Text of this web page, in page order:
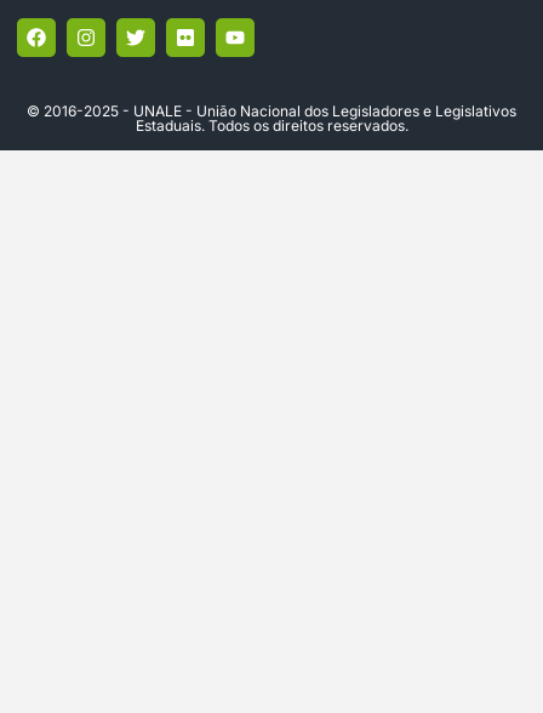
© 2016-2025 - UNALE - União Nacional dos Legisladores e Legislativos
Estaduais. Todos os direitos reservados.